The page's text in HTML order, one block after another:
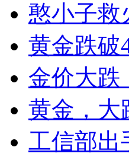
憨小子救
黄金跌破
金价大跌
黄金，大
工信部出